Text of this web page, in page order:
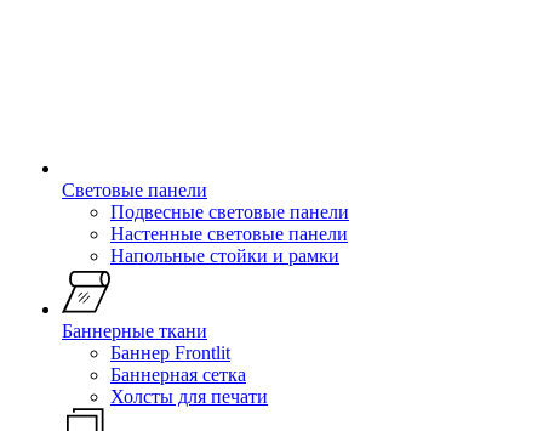
Световые панели
Подвесные световые панели
Настенные световые панели
Напольные стойки и рамки
Баннерные ткани
Баннер Frontlit
Баннерная сетка
Холсты для печати